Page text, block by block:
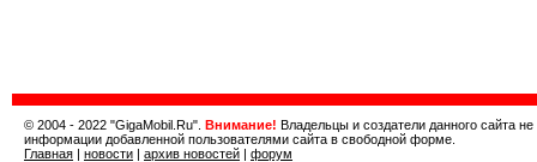
© 2004 - 2022 "GigaMobil.Ru". Внимание! Владельцы и создатели данного сайта
информации добавленной пользователями сайта в свободной форме.
Главная | новости | архив новостей | форум